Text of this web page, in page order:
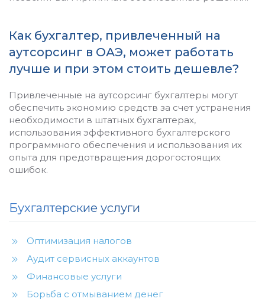
Как бухгалтер, привлеченный на
аутсорсинг в ОАЭ, может работать
лучше и при этом стоить дешевле?
Привлеченные на аутсорсинг бухгалтеры могут
обеспечить экономию средств за счет устранения
необходимости в штатных бухгалтерах,
использования эффективного бухгалтерского
программного обеспечения и использования их
опыта для предотвращения дорогостоящих
ошибок.
Бухгалтерские услуги
Оптимизация налогов
Аудит сервисных аккаунтов
Финансовые услуги
Борьба с отмыванием денег